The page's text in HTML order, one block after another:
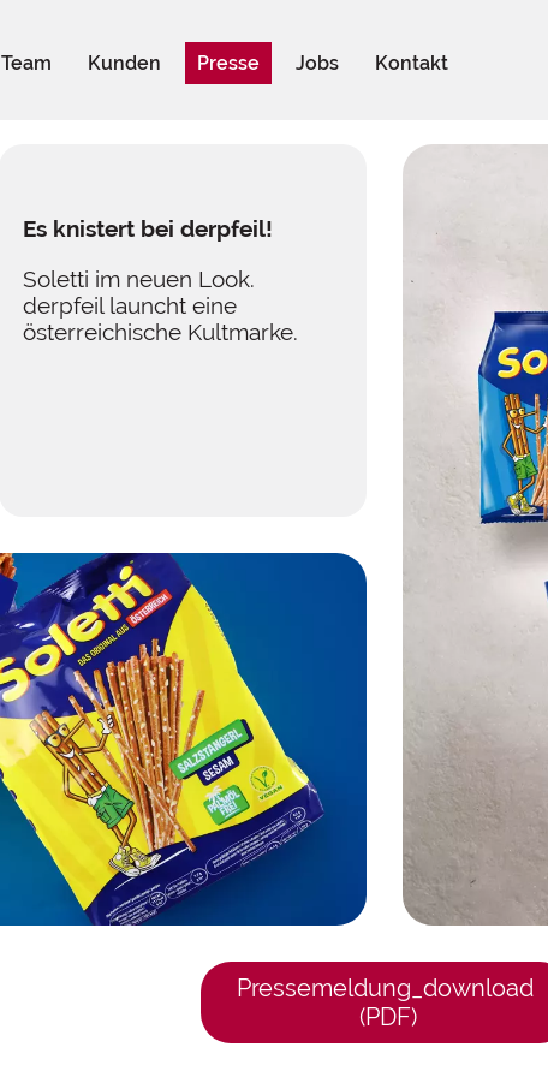
Team Kunden Presse Jobs Kontakt
Es knistert bei derpfeil!
Soletti im neuen Look.
derpfeil launcht eine
österreichische Kultmarke.
Pressemeldung_download
(PDF)